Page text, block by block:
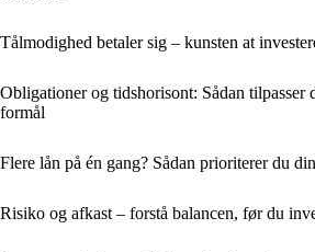
Tålmodighed betaler sig – kunsten at
Obligationer og tidshorisont: Sådan
formål
Flere lån på én gang? Sådan prioriterer du
Risiko og afkast – forstå balancen, før du